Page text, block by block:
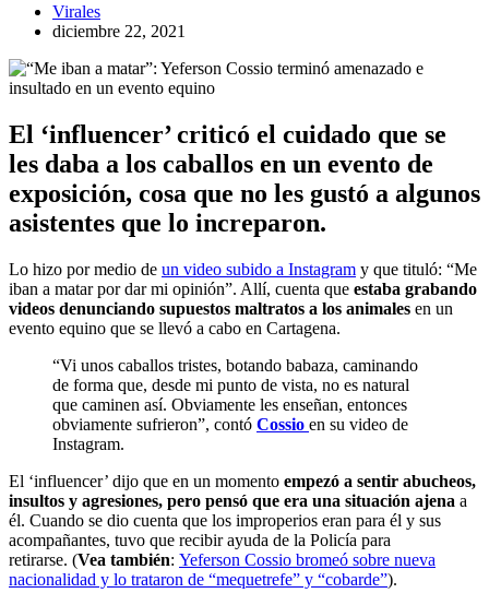
Virales
diciembre 22, 2021
El ‘influencer’ criticó el cuidado que se
les daba a los caballos en un evento de
exposición, cosa que no les gustó a algunos
asistentes que lo increparon.
Lo hizo por medio de un video subido a Instagram y que tituló: “Me
iban a matar por dar mi opinión”. Allí, cuenta que estaba grabando
videos denunciando supuestos maltratos a los animales en un
evento equino que se llevó a cabo en Cartagena.
“Vi unos caballos tristes, botando babaza, caminando
de forma que, desde mi punto de vista, no es natural
que caminen así. Obviamente les enseñan, entonces
obviamente sufrieron”, contó Cossio en su video de
Instagram.
El ‘influencer’ dijo que en un momento empezó a sentir abucheos,
insultos y agresiones, pero pensó que era una situación ajena a
él. Cuando se dio cuenta que los improperios eran para él y sus
acompañantes, tuvo que recibir ayuda de la Policía para
retirarse. (Vea también: Yeferson Cossio bromeó sobre nueva
nacionalidad y lo trataron de “mequetrefe” y “cobarde”).